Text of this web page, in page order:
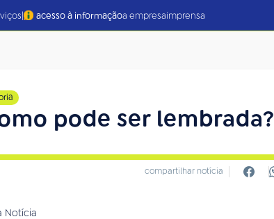
| acesso à informaçãoa empresaimprensa
pode ser lembrada?
compartilhar notícia